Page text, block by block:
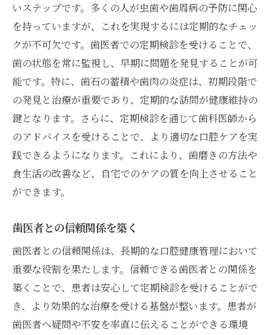
予約時に確認しておくべき事項
オンライン予約システムの活用法
忙しい人向けの予約管理テクニック
忙しいあなたにおすすめの歯医者の選び方
アクセス便利な立地を選ぶ
診療時間の柔軟さを確認する
定期検診に最適な設備を持つ医院
口コミやレビューで医院を比較
地域密着型の歯医者の利点
短時間で済む診療メニューの提供
歯医者での定期検診を日常に取り入れる秘訣
家族や友人と一緒に検診を計画
検診後のメンテナンスを習慣化
日常生活でできる予防ケア
通院を楽しむマインドセット
いステップです。多くの人が虫歯や歯周病の予防に関心
を持っていますが、これを実現するには定期的なチェッ
クが不可欠です。歯医者での定期検診を受けることで、
歯の状態を常に監視し、早期に問題を発見することが可
能です。特に、歯石の蓄積や歯肉の炎症は、初期段階で
の発見と治療が重要であり、定期的な訪問が健康維持の
鍵となります。さらに、定期検診を通じて歯科医師から
のアドバイスを受けることで、より適切な口腔ケアを実
践できるようになります。これにより、歯磨きの方法や
食生活の改善など、自宅でのケアの質を向上させること
ができます。
歯医者との信頼関係を築く
歯医者との信頼関係は、長期的な口腔健康管理において
重要な役割を果たします。信頼できる歯医者との関係を
築くことで、患者は安心して定期検診を受けることがで
き、より効果的な治療を受ける基盤が整います。患者が
歯医者へ疑問や不安を率直に伝えることができる環境